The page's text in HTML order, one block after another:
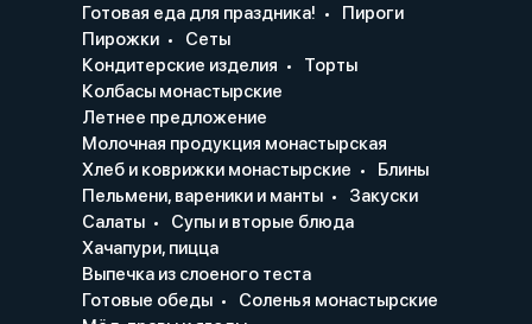
Готовая еда для праздника!
Пироги
Пирожки
Сеты
Кондитерские изделия
Торты
Колбасы монастырские
Летнее предложение
Молочная продукция монастырская
Хлеб и коврижки монастырские
Блины
Пельмени, вареники и манты
Закуски
Салаты
Супы и вторые блюда
Хачапури, пицца
Выпечка из слоеного теста
Готовые обеды
Соленья монастырские